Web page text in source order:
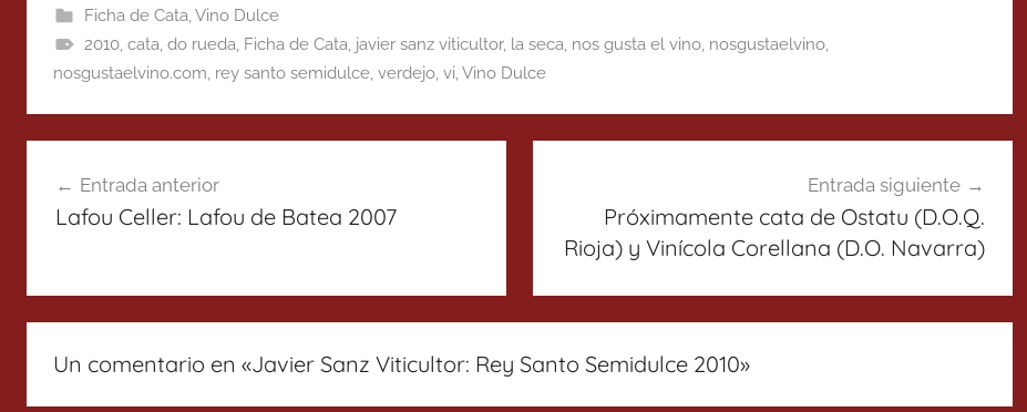
Ficha de Cata,Vino Dulce
2010, cata, do rueda, Ficha de Cata, javier sanz viticultor, la seca, nos gusta el vino, nosgustaelvino,
nosgustaelvino.com, rey santo semidulce, verdejo, vi,Vino Dulce
de
Entrada anterior
Lafou Celler: Lafou de Batea 2007
Entrada siguiente
Próximamente cata de Ostatu (D.O.Q.
Rioja) y Vinícola Corellana (D.O. Navarra)
Un comentario en «Javier Sanz Viticultor: Rey Santo Semidulce 2010»